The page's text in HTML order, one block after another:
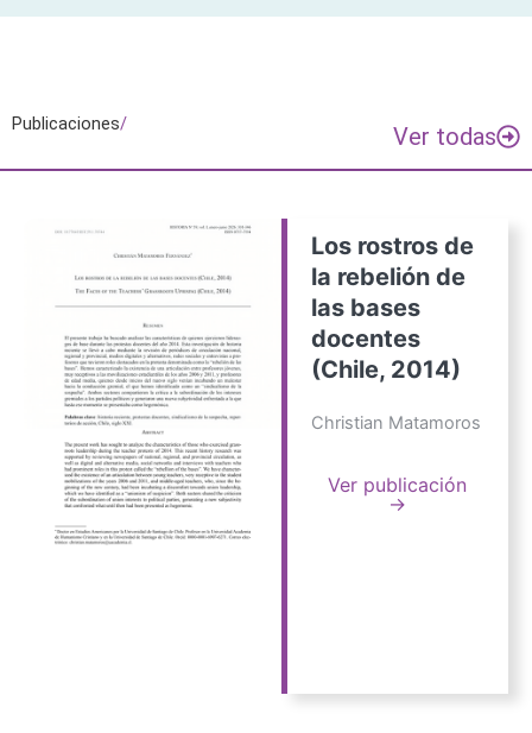
Publicaciones/ Ver todas
Los rostros de
la rebelión de
las bases
docentes
(Chile, 2014)
Christian Matamoros
Ver publicación
→